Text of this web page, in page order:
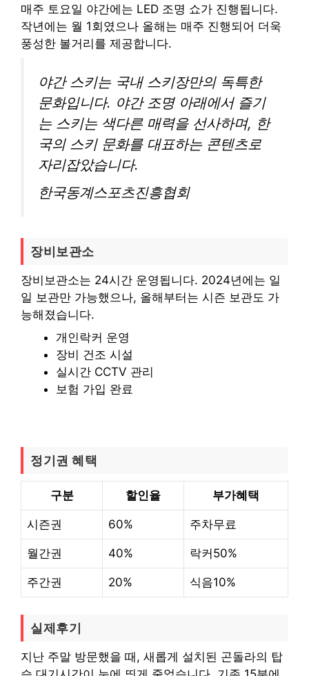
매주 토요일 야간에는 LED 조명 쇼가 진행됩니다.
작년에는 월 1회였으나 올해는 매주 진행되어 더욱
풍성한 볼거리를 제공합니다.
야간 스키는 국내 스키장만의 독특한
문화입니다. 야간 조명 아래에서 즐기
는 스키는 색다른 매력을 선사하며, 한
국의 스키 문화를 대표하는 콘텐츠로
자리잡았습니다.
한국동계스포츠진흥협회
장비보관소
장비보관소는 24시간 운영됩니다. 2024년에는 일
일 보관만 가능했으나, 올해부터는 시즌 보관도 가
능해졌습니다.
개인락커 운영
장비 건조 시설
실시간 CCTV 관리
보험 가입 완료
정기권 혜택
구분 할인율 부가혜택
시즌권 60% 주차무료
월간권 40% 락커50%
주간권 20% 식음10%
실제후기
지난 주말 방문했을 때, 새롭게 설치된 곤돌라의 탑